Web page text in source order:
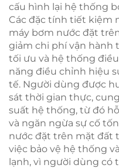
cấu hình lại hệ thống
Các đặc tính tiết kiệm
máy bơm nước đặt
giảm chi phí vận hành
tối ưu và hệ thống
năng điều chỉnh hiệu
tế. Người dùng được
sát thời gian thực,
suất hệ thống, từ đó
và ngăn ngừa sự cố
nước đặt trên mặt đất
việc bảo vệ hệ thống
lạnh, vì người dùng có